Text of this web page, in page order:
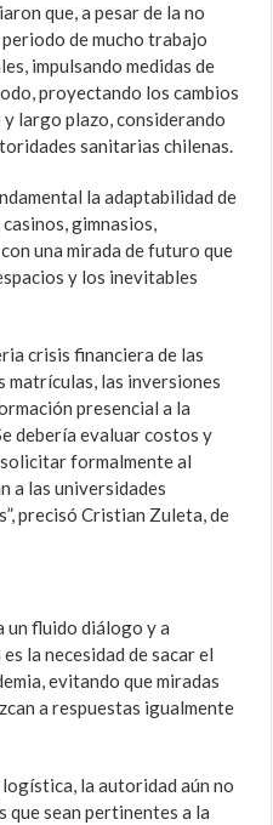
que, a pesar de la no
de mucho trabajo
impulsando medidas de
proyectando los cambios
largo plazo, considerando
sanitarias chilenas.
la adaptabilidad de
gimnasios,
una mirada de futuro que
y los inevitables
crisis financiera de las
matrículas, las inversiones
presencial a la
debería evaluar costos y
formalmente al
a las universidades
precisó Cristian Zuleta, de
un fluido diálogo y a
la necesidad de sacar el
evitando que miradas
a respuestas igualmente
la autoridad aún no
que sean pertinentes a la